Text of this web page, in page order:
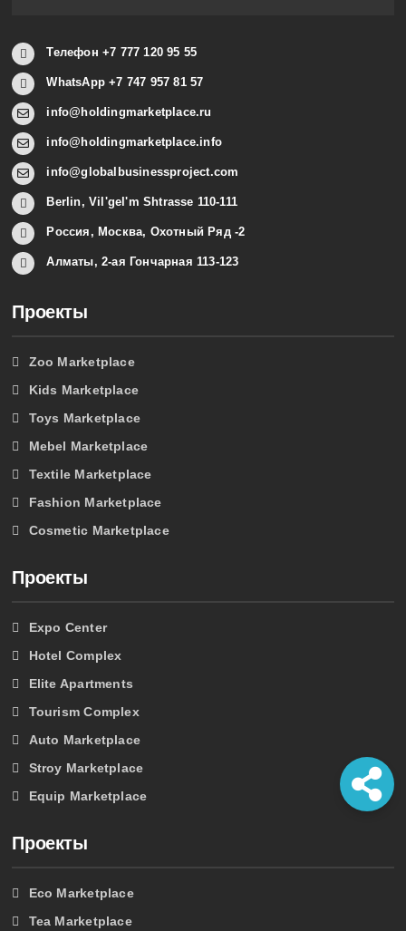
Телефон +7 777 120 95 55
WhatsApp +7 747 957 81 57
info@holdingmarketplace.ru
info@holdingmarketplace.info
info@globalbusinessproject.com
Berlin, Vil'gel'm Shtrasse 110-111
Россия, Москва, Охотный Ряд -2
Алматы, 2-ая Гончарная 113-123
Проекты
Zoo Marketplace
Kids Marketplace
Toys Marketplace
Mebel Marketplace
Textile Marketplace
Fashion Marketplace
Cosmetic Marketplace
Проекты
Expo Center
Hotel Complex
Elite Apartments
Tourism Complex
Auto Marketplace
Stroy Marketplace
Equip Marketplace
Проекты
Eco Marketplace
Tea Marketplace